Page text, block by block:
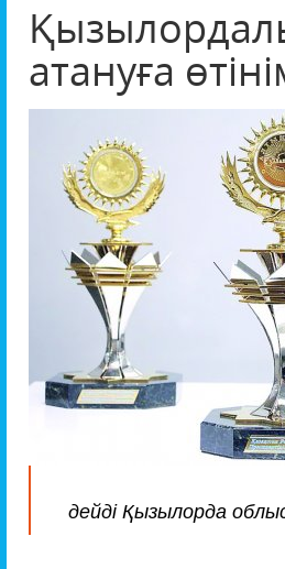
атануға
дейді Қызылорда